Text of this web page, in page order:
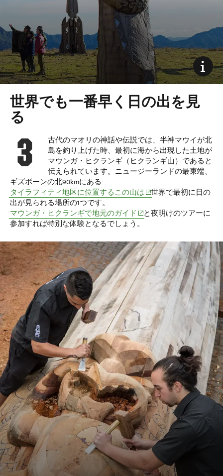
世界でも一番早く日の出を見
る
古代のマオリの神話や伝説では、半神マウイが北
島を釣り上げた時、最初に海から出現した土地が
マウンガ・ヒクランギ（ヒクランギ山）であると
伝えられています。ニュージーランドの最東端、
ギズボーンの北90kmにある
タイラフィティ地区に位置するこの山は (opens in new window)
世界で最初に日の
出が見られる場所の1つです。
マウンガ・ヒクランギで地元のガイド (opens in new window)
と夜明けのツアーに
参加すれば特別な体験となるでしょう。